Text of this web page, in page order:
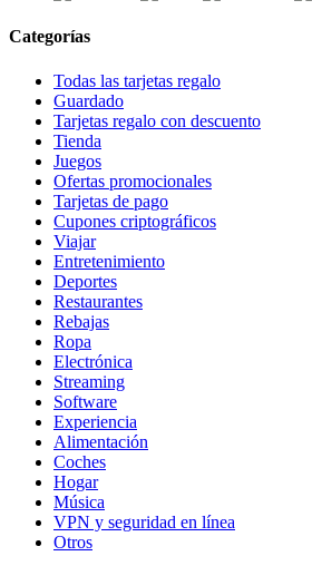
Categorías
Todas las tarjetas regalo
Guardado
Tarjetas regalo con descuento
Tienda
Juegos
Ofertas promocionales
Tarjetas de pago
Cupones criptográficos
Viajar
Entretenimiento
Deportes
Restaurantes
Rebajas
Ropa
Electrónica
Streaming
Software
Experiencia
Alimentación
Coches
Hogar
Música
VPN y seguridad en línea
Otros